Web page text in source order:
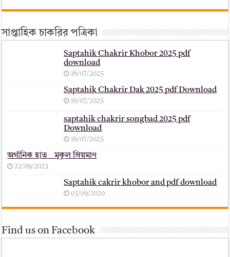
সাপ্তাহিক চাকরির পত্রিকা
Saptahik Chakrir Khobor 2025 pdf
download
16/07/2025
Saptahik Chakrir Dak 2025 pdf Download
16/07/2025
saptahik chakrir songbad 2025 pdf
Download
16/07/2025
অর্গানিক হাত _ মুকুল ম্রিয়মাণ
22/09/2023
Saptahik cakrir khobor and pdf download
03/09/2020
Find us on Facebook